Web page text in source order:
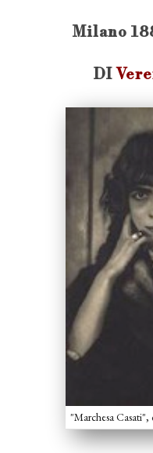
Milano
DI
"Marchesa